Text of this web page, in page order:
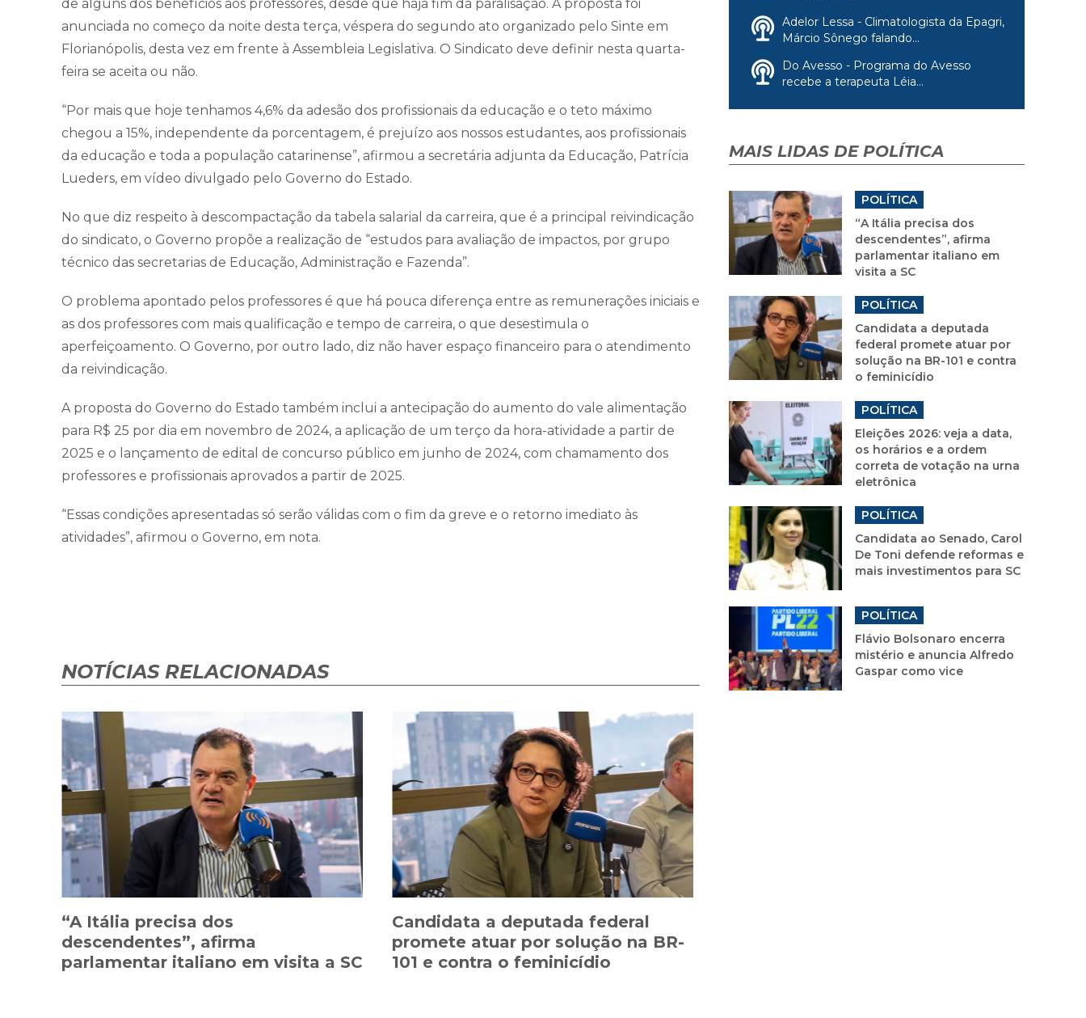
de alguns dos benefícios aos professores, desde que haja fim da paralisação. A proposta foi
anunciada no começo da noite desta terça, véspera do segundo ato organizado pelo Sinte em
Florianópolis, desta vez em frente à Assembleia Legislativa. O Sindicato deve definir nesta quarta-
feira se aceita ou não.
“Por mais que hoje tenhamos 4,6% da adesão dos profissionais da educação e o teto máximo
chegou a 15%, independente da porcentagem, é prejuízo aos nossos estudantes, aos profissionais
da educação e toda a população catarinense”, afirmou a secretária adjunta da Educação, Patrícia
Lueders, em vídeo divulgado pelo Governo do Estado.
No que diz respeito à descompactação da tabela salarial da carreira, que é a principal reivindicação
do sindicato, o Governo propõe a realização de “estudos para avaliação de impactos, por grupo
técnico das secretarias de Educação, Administração e Fazenda”.
O problema apontado pelos professores é que há pouca diferença entre as remunerações iniciais e
as dos professores com mais qualificação e tempo de carreira, o que desestimula o
aperfeiçoamento. O Governo, por outro lado, diz não haver espaço financeiro para o atendimento
da reivindicação.
A proposta do Governo do Estado também inclui a antecipação do aumento do vale alimentação
para R$ 25 por dia em novembro de 2024, a aplicação de um terço da hora-atividade a partir de
2025 e o lançamento de edital de concurso público em junho de 2024, com chamamento dos
professores e profissionais aprovados a partir de 2025.
“Essas condições apresentadas só serão válidas com o fim da greve e o retorno imediato às
atividades”, afirmou o Governo, em nota.
NOTÍCIAS RELACIONADAS
“A Itália precisa dos
descendentes”, afirma
parlamentar italiano em visita a SC
Candidata a deputada federal
promete atuar por solução na BR-
101 e contra o feminicídio
Adelor Lessa - Climatologista da Epagri,
Márcio Sônego falando...
Do Avesso - Programa do Avesso
recebe a terapeuta Léia...
MAIS LIDAS DE POLÍTICA
POLÍTICA
“A Itália precisa dos
descendentes”, afirma
parlamentar italiano em
visita a SC
POLÍTICA
Candidata a deputada
federal promete atuar por
solução na BR-101 e contra
o feminicídio
POLÍTICA
Eleições 2026: veja a data,
os horários e a ordem
correta de votação na urna
eletrônica
POLÍTICA
Candidata ao Senado, Carol
De Toni defende reformas e
mais investimentos para SC
POLÍTICA
Flávio Bolsonaro encerra
mistério e anuncia Alfredo
Gaspar como vice